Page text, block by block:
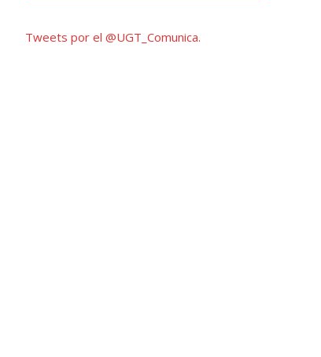
Tweets por el @UGT_Comunica.